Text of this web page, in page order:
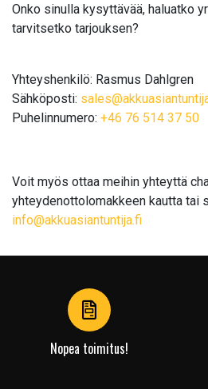
Onko sinulla kysyttävää, haluatko
tarvitsetko tarjouksen?
Yhteyshenkilö: Rasmus Dahlgren
Sähköposti:
Puhelinnumero: +46 76 514 37 50
Voit myös ottaa meihin yhteyttä
yhteydenottolomakkeen kautta tai
info@akkuasiantuntija.fi
Nopea toimitus!